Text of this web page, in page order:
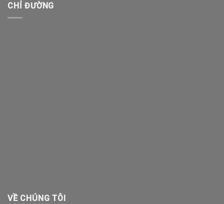
CHỈ ĐƯỜNG
VỀ CHÚNG TÔI